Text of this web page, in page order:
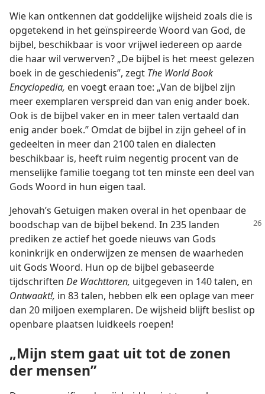
Wie kan ontkennen dat goddelijke wijsheid zoals die is
opgetekend in het geïnspireerde Woord van God, de
bijbel, beschikbaar is voor vrijwel iedereen op aarde
die haar wil verwerven? „De bijbel is het meest gelezen
boek in de geschiedenis”, zegt The World Book
Encyclopedia, en voegt eraan toe: „Van de bijbel zijn
meer exemplaren verspreid dan van enig ander boek.
Ook is de bijbel vaker en in meer talen vertaald dan
enig ander boek.” Omdat de bijbel in zijn geheel of in
gedeelten in meer dan 2100 talen en dialecten
beschikbaar is, heeft ruim negentig procent van de
menselijke familie toegang tot ten minste een deel van
Gods Woord in hun eigen taal.
Jehovah’s Getuigen maken overal in het openbaar de
boodschap van de bijbel bekend. In 235 landen
prediken ze actief het goede nieuws van Gods
koninkrijk en onderwijzen ze mensen de waarheden
uit Gods Woord. Hun op de bijbel gebaseerde
tijdschriften De Wachttoren, uitgegeven in 140 talen, en
Ontwaakt!, in 83 talen, hebben elk een oplage van meer
dan 20 miljoen exemplaren. De wijsheid blijft beslist op
openbare plaatsen luidkeels roepen!
„Mijn stem gaat uit tot de zonen
der mensen”